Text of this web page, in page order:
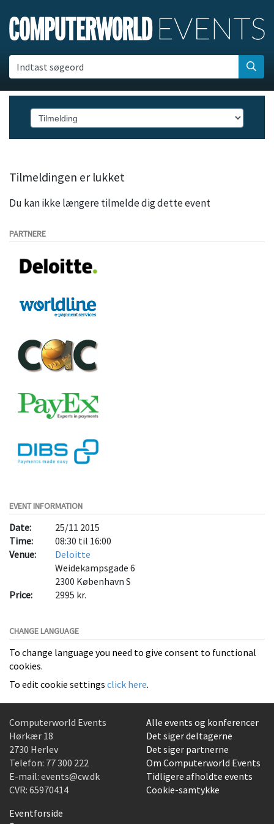
Indtast søgeord
Tilmeldingen er lukket
Du kan ikke længere tilmelde dig dette event
PARTNERE
EVENT INFORMATION
Date:
25/11 2015
Time:
08:30 til 16:00
Venue:
Deloitte
Weidekampsgade 6
2300 København S
Price:
2995 kr.
CHANGE LANGUAGE
To change language you need to give consent to functional
cookies.
To edit cookie settings click here.
Computerworld Events
Hørkær 18
2730 Herlev
Telefon: 77 300 222
E-mail: events@cw.dk
CVR: 65970414
Alle events og konferencer
Det siger deltagerne
Det siger partnerne
Om Computerworld Events
Tidligere afholdte events
Cookie-samtykke
Eventforside